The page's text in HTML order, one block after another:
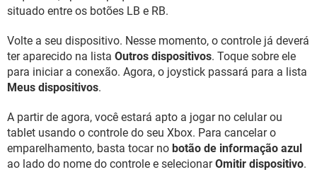
situado entre os botões LB e RB.
Volte a seu dispositivo. Nesse momento, o controle já deverá
ter aparecido na lista Outros dispositivos. Toque sobre ele
para iniciar a conexão. Agora, o joystick passará para a lista
Meus dispositivos.
A partir de agora, você estará apto a jogar no celular ou
tablet usando o controle do seu Xbox. Para cancelar o
emparelhamento, basta tocar no botão de informação azul
ao lado do nome do controle e selecionarOmitir dispositivo.